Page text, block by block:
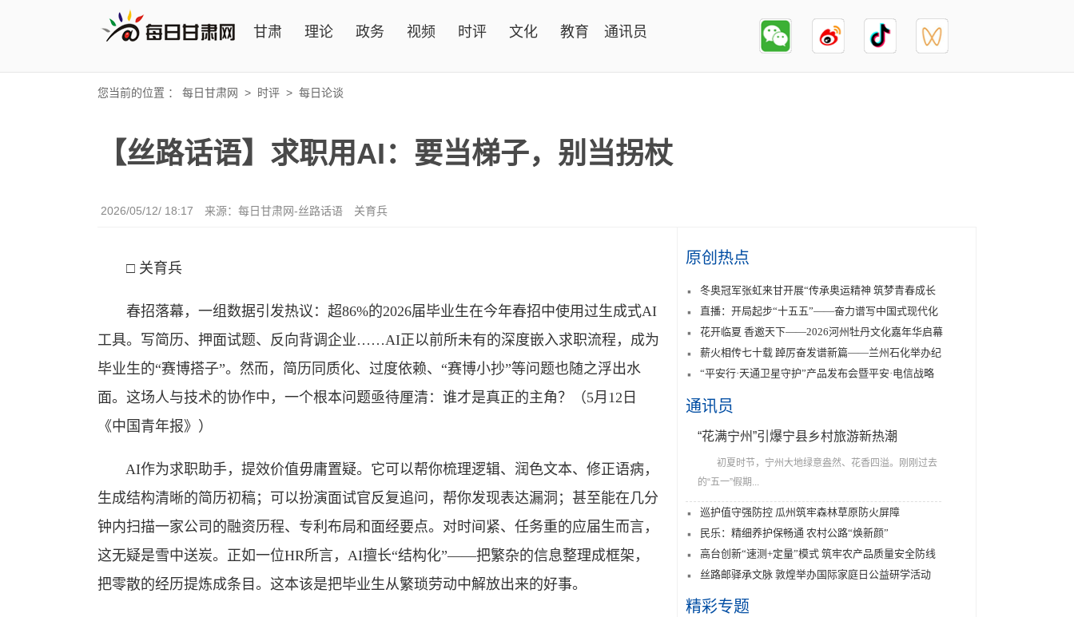
甘肃 理论 政务 视频 时评 文化 教育 通讯员
您当前的位置 ： 每日甘肃网 > 时评 > 每日论谈
【丝路话语】求职用AI：要当梯子，别当拐杖
2026/05/12/ 18:17 来源： 每日甘肃网-丝路话语 关育兵
□ 关育兵
春招落幕，一组数据引发热议：超86%的2026届毕业生在今年春招中使用过生成式AI
工具。写简历、押面试题、反向背调企业……AI正以前所未有的深度嵌入求职流程，成为
毕业生的“赛博搭子”。然而，简历同质化、过度依赖、“赛博小抄”等问题也随之浮出水
面。这场人与技术的协作中，一个根本问题亟待厘清：谁才是真正的主角？（5月12日
《中国青年报》）
AI作为求职助手，提效价值毋庸置疑。它可以帮你梳理逻辑、润色文本、修正语病，
生成结构清晰的简历初稿；可以扮演面试官反复追问，帮你发现表达漏洞；甚至能在几分
钟内扫描一家公司的融资历程、专利布局和面经要点。对时间紧、任务重的应届生而言，
这无疑是雪中送炭。正如一位HR所言，AI擅长“结构化”——把繁杂的信息整理成框架，
把零散的经历提炼成条目。这本该是把毕业生从繁琐劳动中解放出来的好事。
原创热点
冬奥冠军张虹来甘开展“传承奥运精神 筑梦青春成长
直播：开局起步“十五五”——奋力谱写中国式现代化
花开临夏 香邀天下——2026河州牡丹文化嘉年华启幕
薪火相传七十载 踔厉奋发谱新篇——兰州石化举办纪
“平安行·天通卫星守护”产品发布会暨平安·电信战略
通讯员
“花满宁州”引爆宁县乡村旅游新热潮
初夏时节，宁州大地绿意盎然、花香四溢。刚刚过去
的“五一”假期...
巡护值守强防控 瓜州筑牢森林草原防火屏障
民乐：精细养护保畅通 农村公路“焕新颜”
高台创新“速测+定量”模式 筑牢农产品质量安全防线
丝路邮驿承文脉 敦煌举办国际家庭日公益研学活动
精彩专题